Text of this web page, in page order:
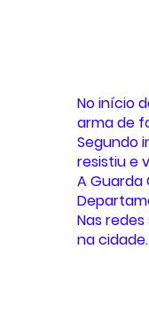
No início
arma de
Segundo
resistiu e
A Guarda
Nas
na